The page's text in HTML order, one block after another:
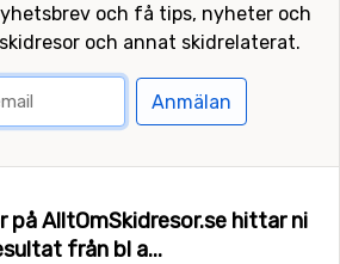
och få tips, nyheter och
och annat skidrelaterat.
Anmälan
på AlltOmSkidresor.se hittar ni
från bl a...